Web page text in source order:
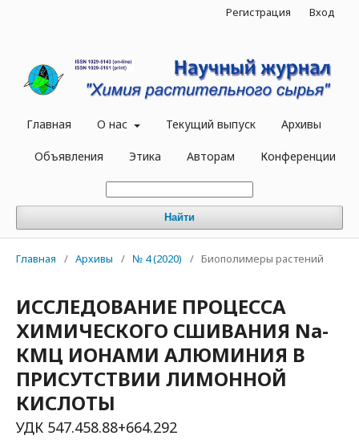
Главная О нас Текущий выпуск Архивы
Объявления Этика Авторам Конференции
Найти
Регистрация Вход
Главная / Архивы / № 4 (2020) / Биополимеры растений
ИССЛЕДОВАНИЕ ПРОЦЕССА
ХИМИЧЕСКОГО СШИВАНИЯ Nа-
КМЦ ИОНАМИ АЛЮМИНИЯ В
ПРИСУТСТВИИ ЛИМОННОЙ
КИСЛОТЫ
УДК 547.458.88+664.292